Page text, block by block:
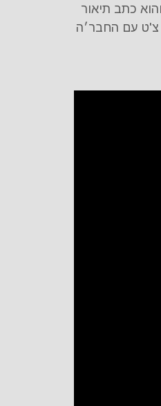
כתב תיאור
צ'ט עם החבר׳ה